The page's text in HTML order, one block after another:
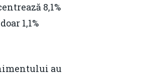
8,1%
1,1%
au